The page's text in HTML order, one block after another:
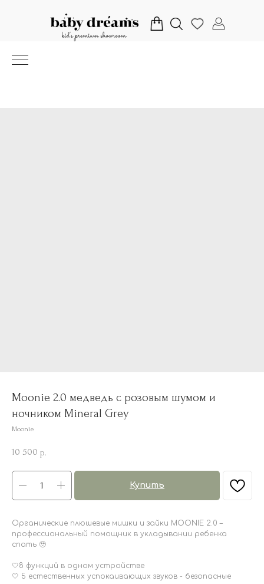
Moonie 2.0 медведь с розовым шумом и
ночником Mineral Grey
Moonie
10 500 р.
Купить
Органические плюшевые мишки и зайки MOONIE 2.0 –
профессиональный помощник в укладывании ребенка
спать 🥹
🤍8 функций в одном устройстве
🤍 5 естественных успокаивающих звуков - безопасные